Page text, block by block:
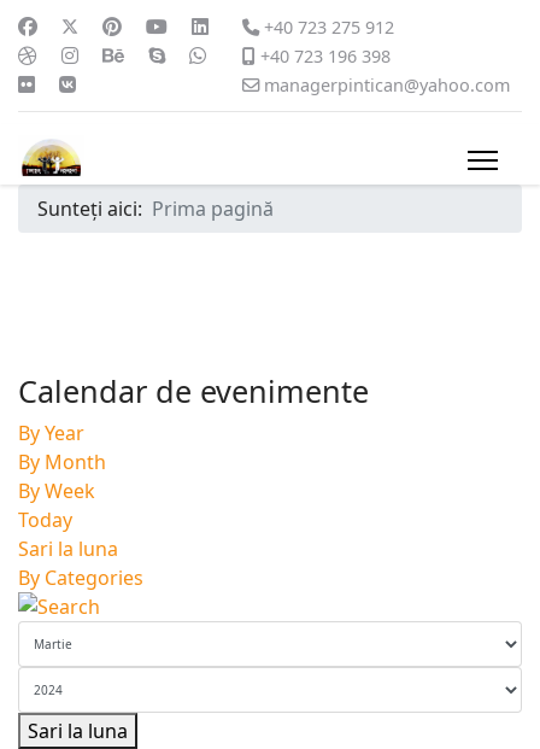
+40 723 275 912
+40 723 196 398
managerpintican@yahoo.com
Sunteți aici: Prima pagină
Calendar de evenimente
By Year
By Month
By Week
Today
Sari la luna
By Categories
Sari la luna